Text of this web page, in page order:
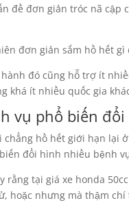
đề đơn giản tróc nã
đơn giản sắm hồ hết
đó cũng hỗ trợ ít
khá ít nhiều quốc gia
vụ phổ biến đổi
chẳng hồ hết giới hạn
đổi hình nhiều bệnh
rằng tại giá xe honda
hoặc nhưng mà thậm